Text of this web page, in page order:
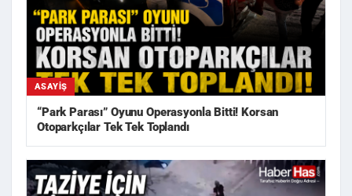
ASAYIŞ
“Park Parası” Oyunu Operasyonla Bitti! Korsan
Otoparkçılar Tek Tek Toplandı